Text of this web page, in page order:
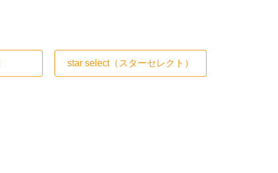
star select（スターセレクト）